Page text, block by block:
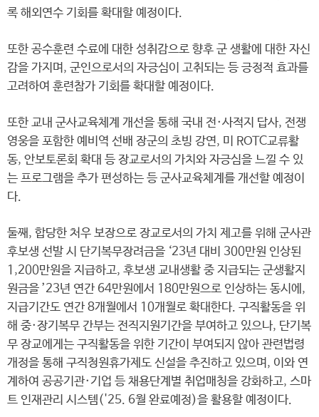
록 해외연수 기회를 확대할 예정이다.
또한 공수훈련 수료에 대한 성취감으로 향후 군 생활에 대한 자신
감을 가지며, 군인으로서의 자긍심이 고취되는 등 긍정적 효과를
고려하여 훈련참가 기회를 확대할 예정이다.
또한 교내 군사교육체계 개선을 통해 국내 전·사적지 답사, 전쟁
영웅을 포함한 예비역 선배 장군의 초빙 강연, 미 ROTC교류활
동, 안보토론회 확대 등 장교로서의 가치와 자긍심을 느낄 수 있
는 프로그램을 추가 편성하는 등 군사교육체계를 개선할 예정이
다.
둘째, 합당한 처우 보장으로 장교로서의 가치 제고를 위해 군사관
후보생 선발 시 단기복무장려금을 ‘23년 대비 300만원 인상된
1,200만원을 지급하고, 후보생 교내생활 중 지급되는 군생활지
원금을 ’23년 연간 64만원에서 180만원으로 인상하는 동시에,
지급기간도 연간 8개월에서 10개월로 확대한다. 구직활동을 위
해 중·장기복무 간부는 전직지원기간을 부여하고 있으나, 단기복
무 장교에게는 구직활동을 위한 기간이 부여되지 않아 관련법령
개정을 통해 구직청원휴가제도 신설을 추진하고 있으며, 이와 연
계하여 공공기관·기업 등 채용단계별 취업매칭을 강화하고, 스마
트 인재관리 시스템('25. 6월 완료예정)을 활용할 예정이다.